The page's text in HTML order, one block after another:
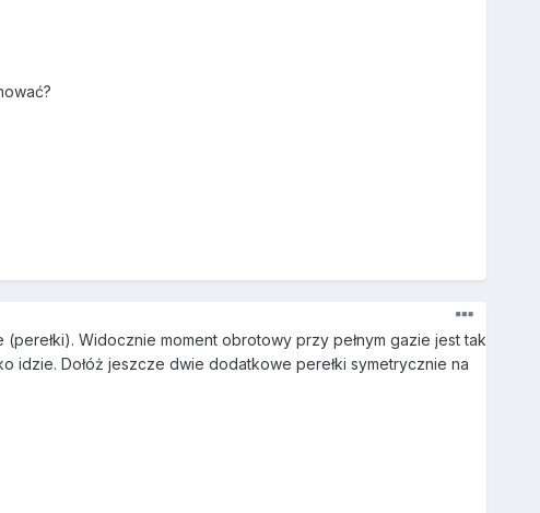
Widocznie moment obrotowy przy pełnym gazie jest tak
idzie. Dołóż jeszcze dwie dodatkowe perełki symetrycznie na